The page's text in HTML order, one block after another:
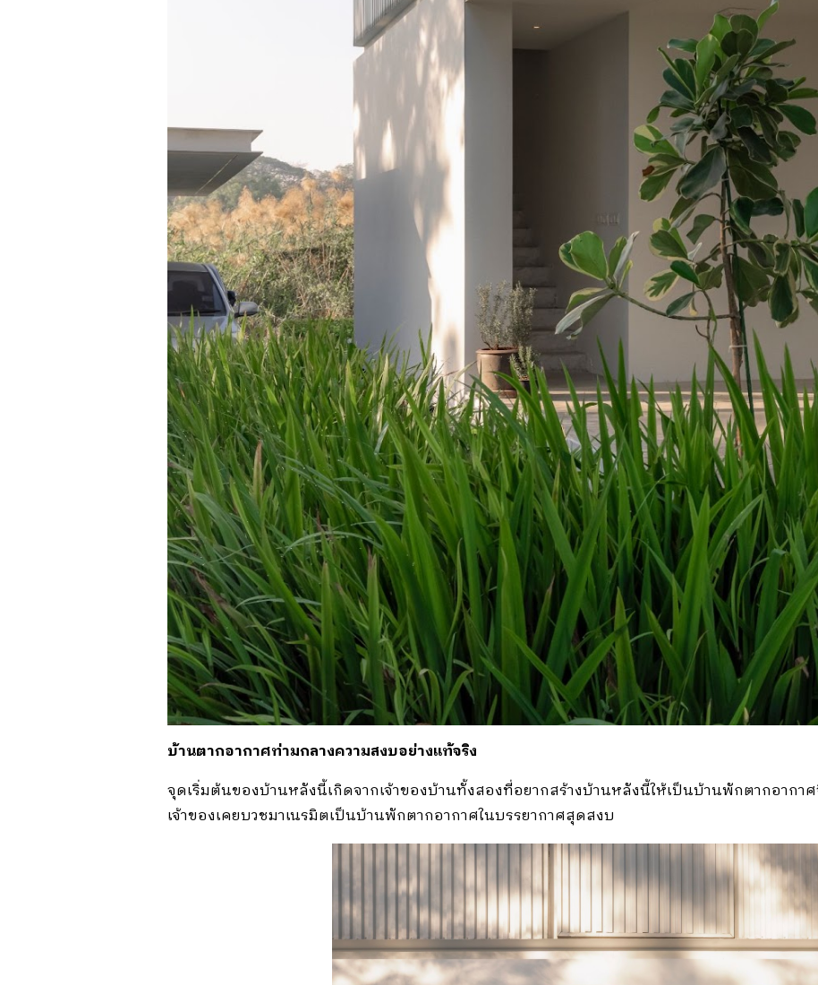
บ้านตากอากาศท่ามกลางความสงบอย่างแท้จริง
จุดเริ่มต้นของบ้านหลังนี้เกิดจากเจ้าของบ้านทั้งสองที่อยากสร้างบ้านหลังนี้ให้เป็นบ้านพักตากอากา
เจ้าของเคยบวชมาเนรมิตเป็นบ้านพักตากอากาศในบรรยากาศสุดสงบ